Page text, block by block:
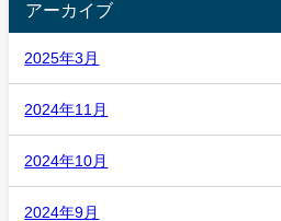
アーカイブ
2025年3月
2024年11月
2024年10月
2024年9月